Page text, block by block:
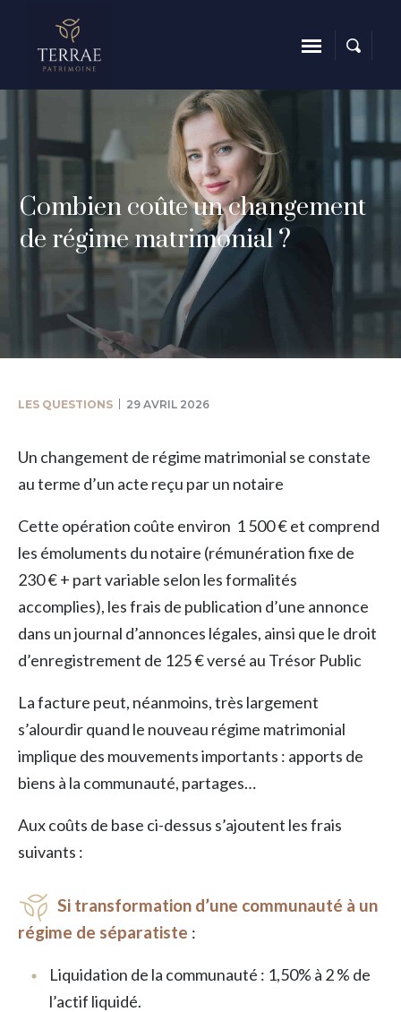
Combien coûte un changement
de régime matrimonial ?
LES QUESTIONS 29 AVRIL 2026
Un changement de régime matrimonial se constate
au terme d’un acte reçu par un notaire
Cette opération coûte environ 1 500 € et comprend
les émoluments du notaire (rémunération fixe de
230 € + part variable selon les formalités
accomplies), les frais de publication d’une annonce
dans un journal d’annonces légales, ainsi que le droit
d’enregistrement de 125 € versé au Trésor Public
La facture peut, néanmoins, très largement
s’alourdir quand le nouveau régime matrimonial
implique des mouvements importants : apports de
biens à la communauté, partages…
Aux coûts de base ci-dessus s’ajoutent les frais
suivants :
Si transformation d’une communauté à un
régime de séparatiste :
Liquidation de la communauté : 1,50% à 2 % de
l’actif liquidé.